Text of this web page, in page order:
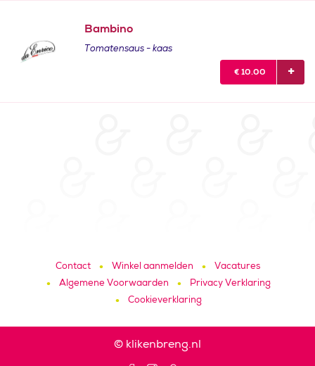
Bambino
Tomatensaus - kaas
€ 10.00
Contact Winkel aanmelden
Vacatures
Algemene Voorwaarden
Privacy Verklaring
Cookieverklaring
© klikenbreng.nl